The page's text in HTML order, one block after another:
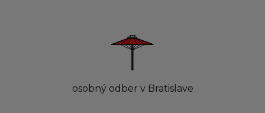
osobný odber v Bratislave